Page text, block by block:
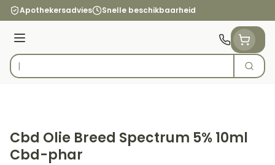
Ga naar de inhoud
Apothekersadvies Snelle beschikbaarheid
Menu
Product, merk, categorie...
Zoek
Cbd Olie Breed Spectrum 5% 10ml
Cbd-phar